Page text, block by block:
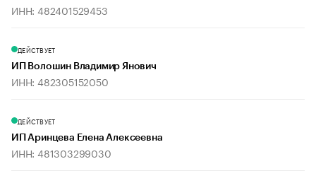
ИНН: 482401529453
ДЕЙСТВУЕТ
ИП Волошин Владимир Янович
ИНН: 482305152050
ДЕЙСТВУЕТ
ИП Аринцева Елена Алексеевна
ИНН: 481303299030